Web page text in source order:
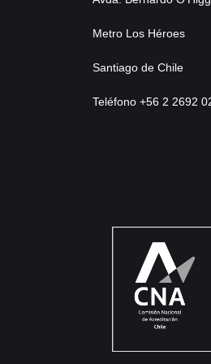
Metro Los Héroes
Santiago de Chile
Teléfono +56 2 2692